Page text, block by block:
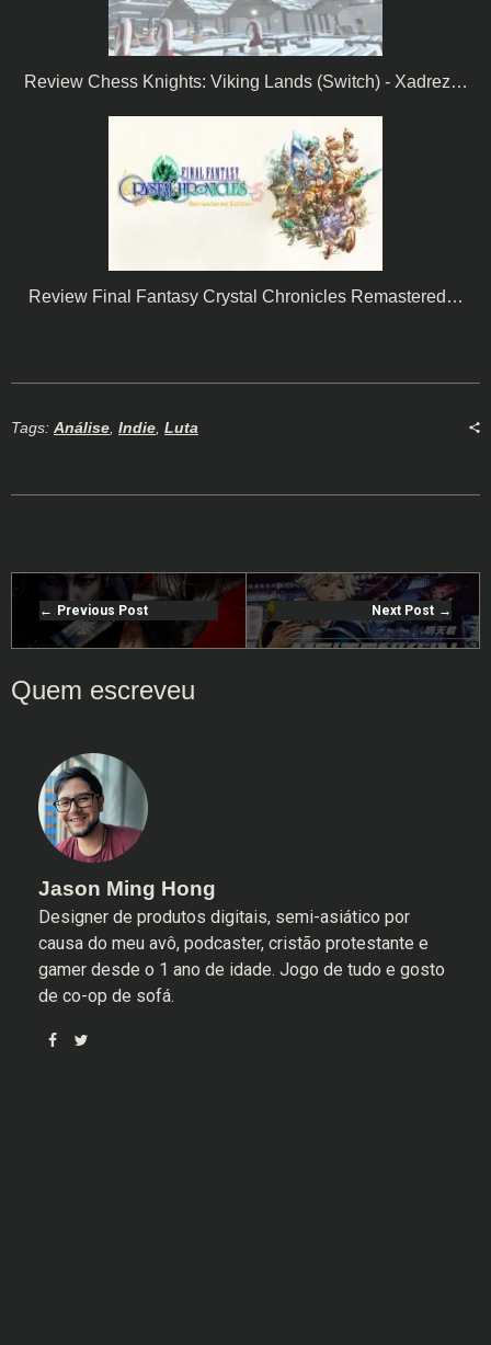
Review Chess Knights: Viking Lands (Switch) - Xadrez…
Review Final Fantasy Crystal Chronicles Remastered…
Tags: Análise Indie Luta
Previous Post Next Post
Jason Ming Hong
Designer de produtos digitais, semi-asiático por
causa do meu avô, podcaster, cristão protestante e
gamer desde o 1 ano de idade. Jogo de tudo e gosto
de co-op de sofá.